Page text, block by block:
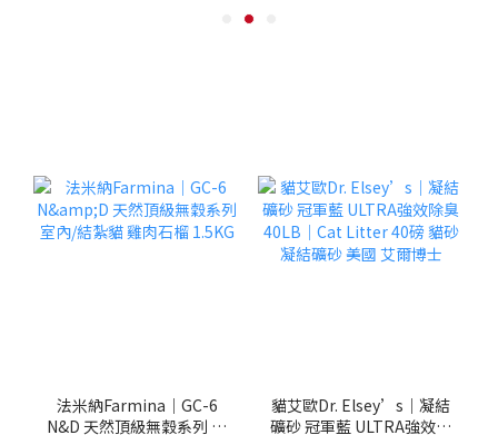
法米納Farmina｜GC-6
N&D 天然頂級無穀系列 室
貓艾歐Dr. Elsey’s｜凝結
礦砂 冠軍藍 ULTRA強效除